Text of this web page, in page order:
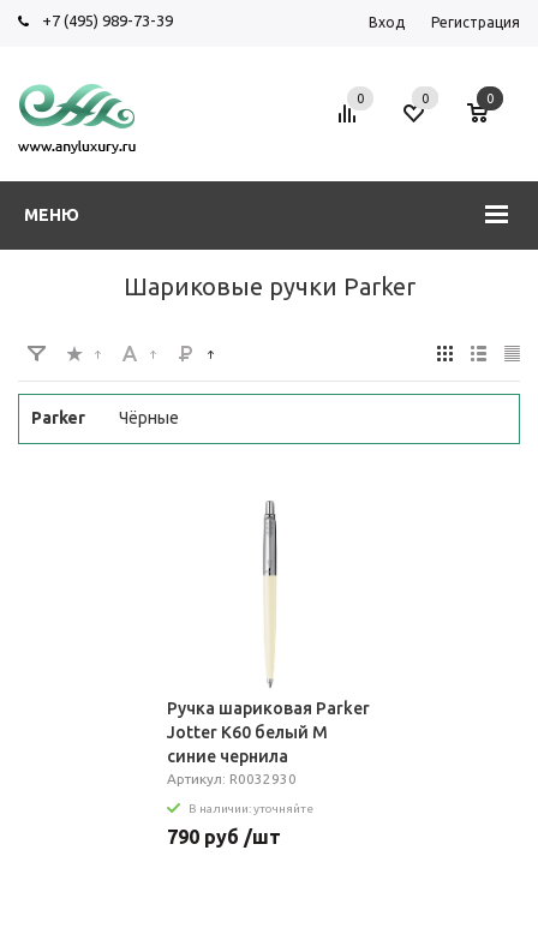
+7 (495) 989-73-39 Вход Регистрация
МЕНЮ
0 0 0
Шариковые ручки Parker
Parker Чёрные
Ручка шариковая Parker
Jotter K60 белый M
синие чернила
подар.кор.
Артикул: R0032930
В наличии: уточняйте
790 руб /шт